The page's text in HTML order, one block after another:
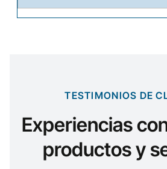
TESTIMONIOS DE
Experiencias
productos y